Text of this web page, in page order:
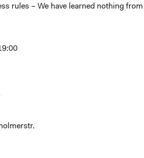
rules – We have learned nothing from